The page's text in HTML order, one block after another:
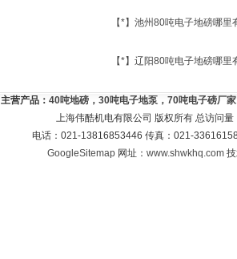
【*】池州80吨电子地磅哪里
【*】辽阳80吨电子地磅哪里
主营产品： 40吨地磅，30吨电子地泵，70吨电子磅厂
上海伟酷机电有限公司 版权所有 总访问量
电话：021-13816853446 传真：021-
GoogleSitemap 网址：www.shwkhq.com